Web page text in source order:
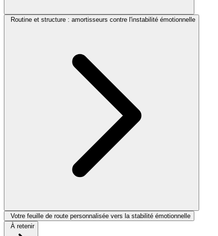
Routine et structure : amortisseurs contre l'instabilité émotionnelle
Votre feuille de route personnalisée vers la stabilité émotionnelle
À retenir